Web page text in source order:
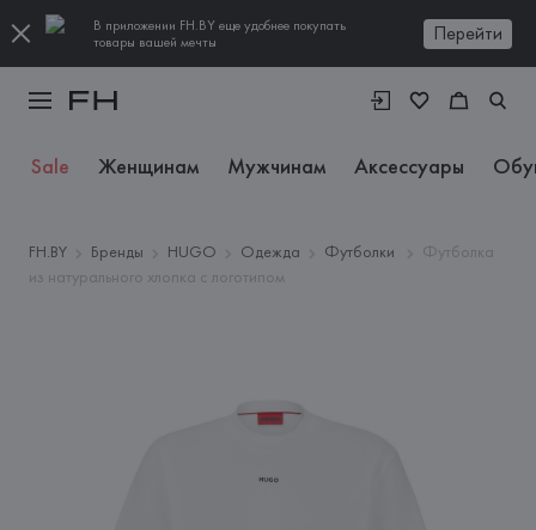
В приложении FH.BY еще удобнее покупать
товары вашей мечты
Перейти
Sale Женщинам Мужчинам Аксессуары
FH.BY Бренды HUGO Одежда Футболки
Футболка
из натурального хлопка с логотипом